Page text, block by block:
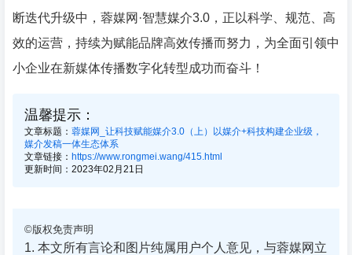
断迭代升级中，蓉媒网·智慧媒介3.0，正以科学、规范、高
效的运营，持续为赋能品牌高效传播而努力，为全面引领中
小企业在新媒体传播数字化转型成功而奋斗！
温馨提示：
文章标题： 蓉媒网_让科技赋能媒介3.0（上）以媒介+科技构建企业级，
媒介发稿一体生态体系
文章链接： https://www.rongmei.wang/415.html
更新时间：2023年02月21日
©版权免责声明
1. 本文所有言论和图片纯属用户个人意见，与蓉媒网立